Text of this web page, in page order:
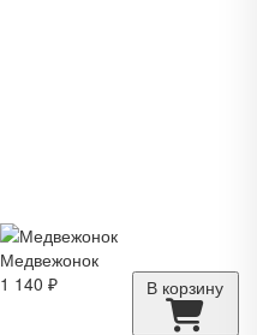
Медвежонок
1 140 ₽
В корзину